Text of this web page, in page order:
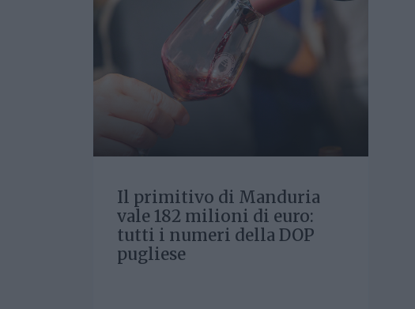
Il primitivo di Manduria
vale 182 milioni di euro:
tutti i numeri della DOP
pugliese